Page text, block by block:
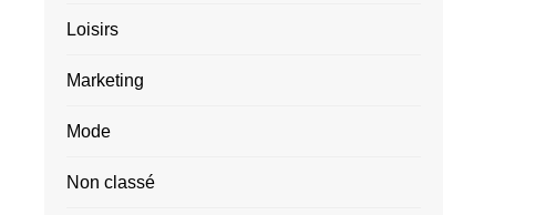
Loisirs
Marketing
Mode
Non classé